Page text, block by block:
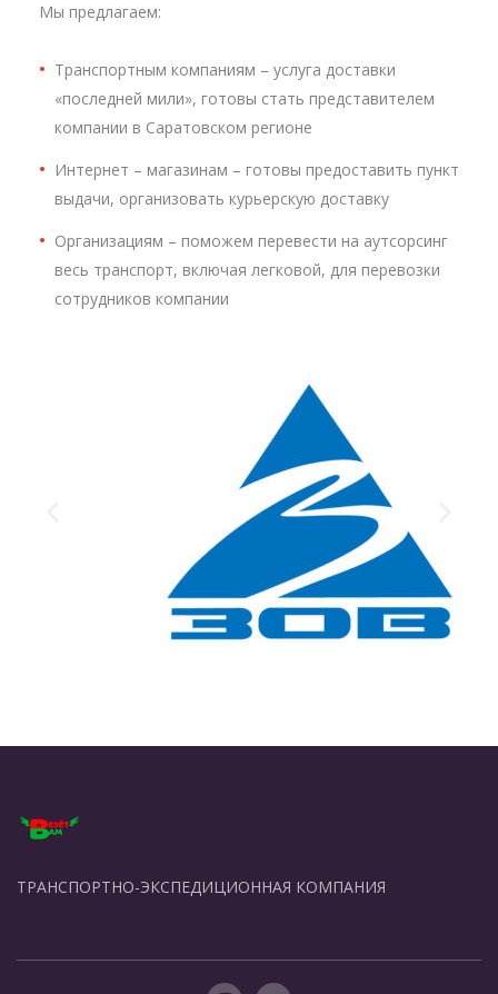
Мы предлагаем:
Транспортным компаниям – услуга доставки
«последней мили», готовы стать представителем
компании в Саратовском регионе
Интернет – магазинам – готовы предоставить пункт
выдачи, организовать курьерскую доставку
Организациям – поможем перевести на аутсорсинг
весь транспорт, включая легковой, для перевозки
сотрудников компании
ТРАНСПОРТНО-ЭКСПЕДИЦИОННАЯ КОМПАНИЯ